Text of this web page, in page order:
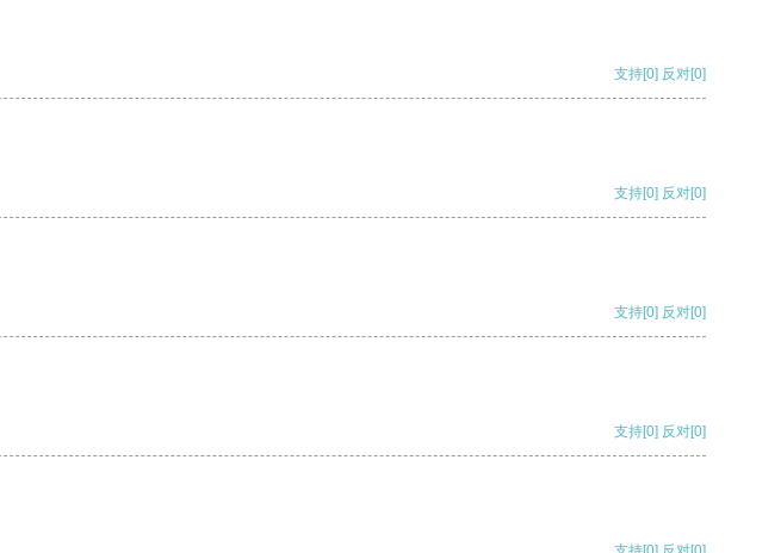
支持[0] 反对[0]
支持[0] 反对[0]
支持[0] 反对[0]
支持[0] 反对[0]